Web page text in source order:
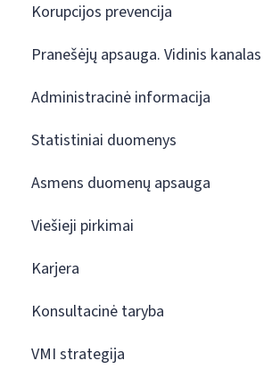
Korupcijos prevencija
Pranešėjų apsauga. Vidinis kanalas
Administracinė informacija
Statistiniai duomenys
Asmens duomenų apsauga
Viešieji pirkimai
Karjera
Konsultacinė taryba
VMI strategija